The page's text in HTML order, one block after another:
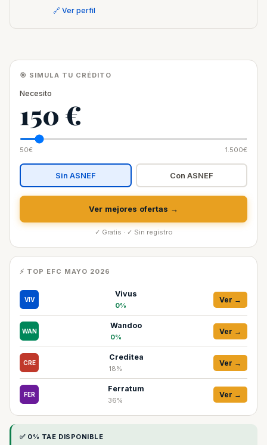
🔗 Ver perfil
🎯 SIMULA TU CRÉDITO
Necesito
150 €
50€ 1.500€
Sin ASNEF Con ASNEF
Ver mejores ofertas →
✓ Gratis · ✓ Sin registro
⚡ TOP EFC MAYO 2026
VIV
Vivus
0%
Ver →
WAN
Wandoo
0%
Ver →
CRE
Creditea
18%
Ver →
FER
Ferratum
36%
Ver →
✅ 0% TAE DISPONIBLE